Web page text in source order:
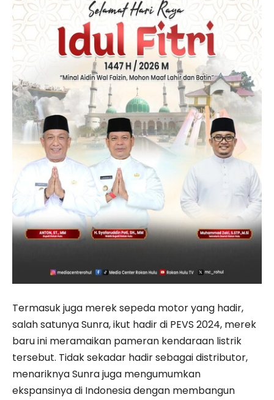
Termasuk juga merek sepeda motor yang hadir,
salah satunya Sunra, ikut hadir di PEVS 2024, merek
baru ini meramaikan pameran kendaraan listrik
tersebut. Tidak sekadar hadir sebagai distributor,
menariknya Sunra juga mengumumkan
ekspansinya di Indonesia dengan membangun